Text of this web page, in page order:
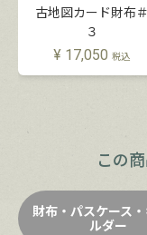
古地図カード財布＃
３
¥ 17,050 税込
この
財布・パスケース
ルダー